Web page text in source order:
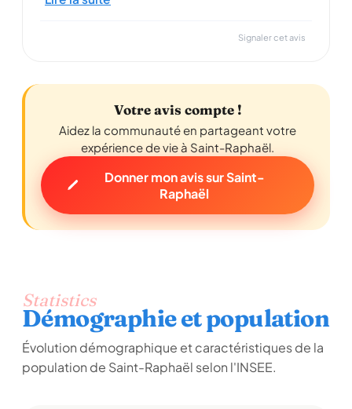
Signaler cet avis
Votre avis compte !
Aidez la communauté en partageant votre
expérience de vie à Saint-Raphaël.
Donner mon avis sur Saint-
Raphaël
Statistics
Démographie et population
Évolution démographique et caractéristiques de la
population de Saint-Raphaël selon l'INSEE.